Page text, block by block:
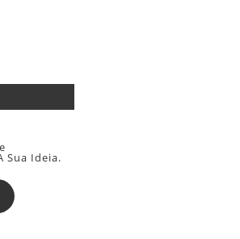
Sua Ideia.